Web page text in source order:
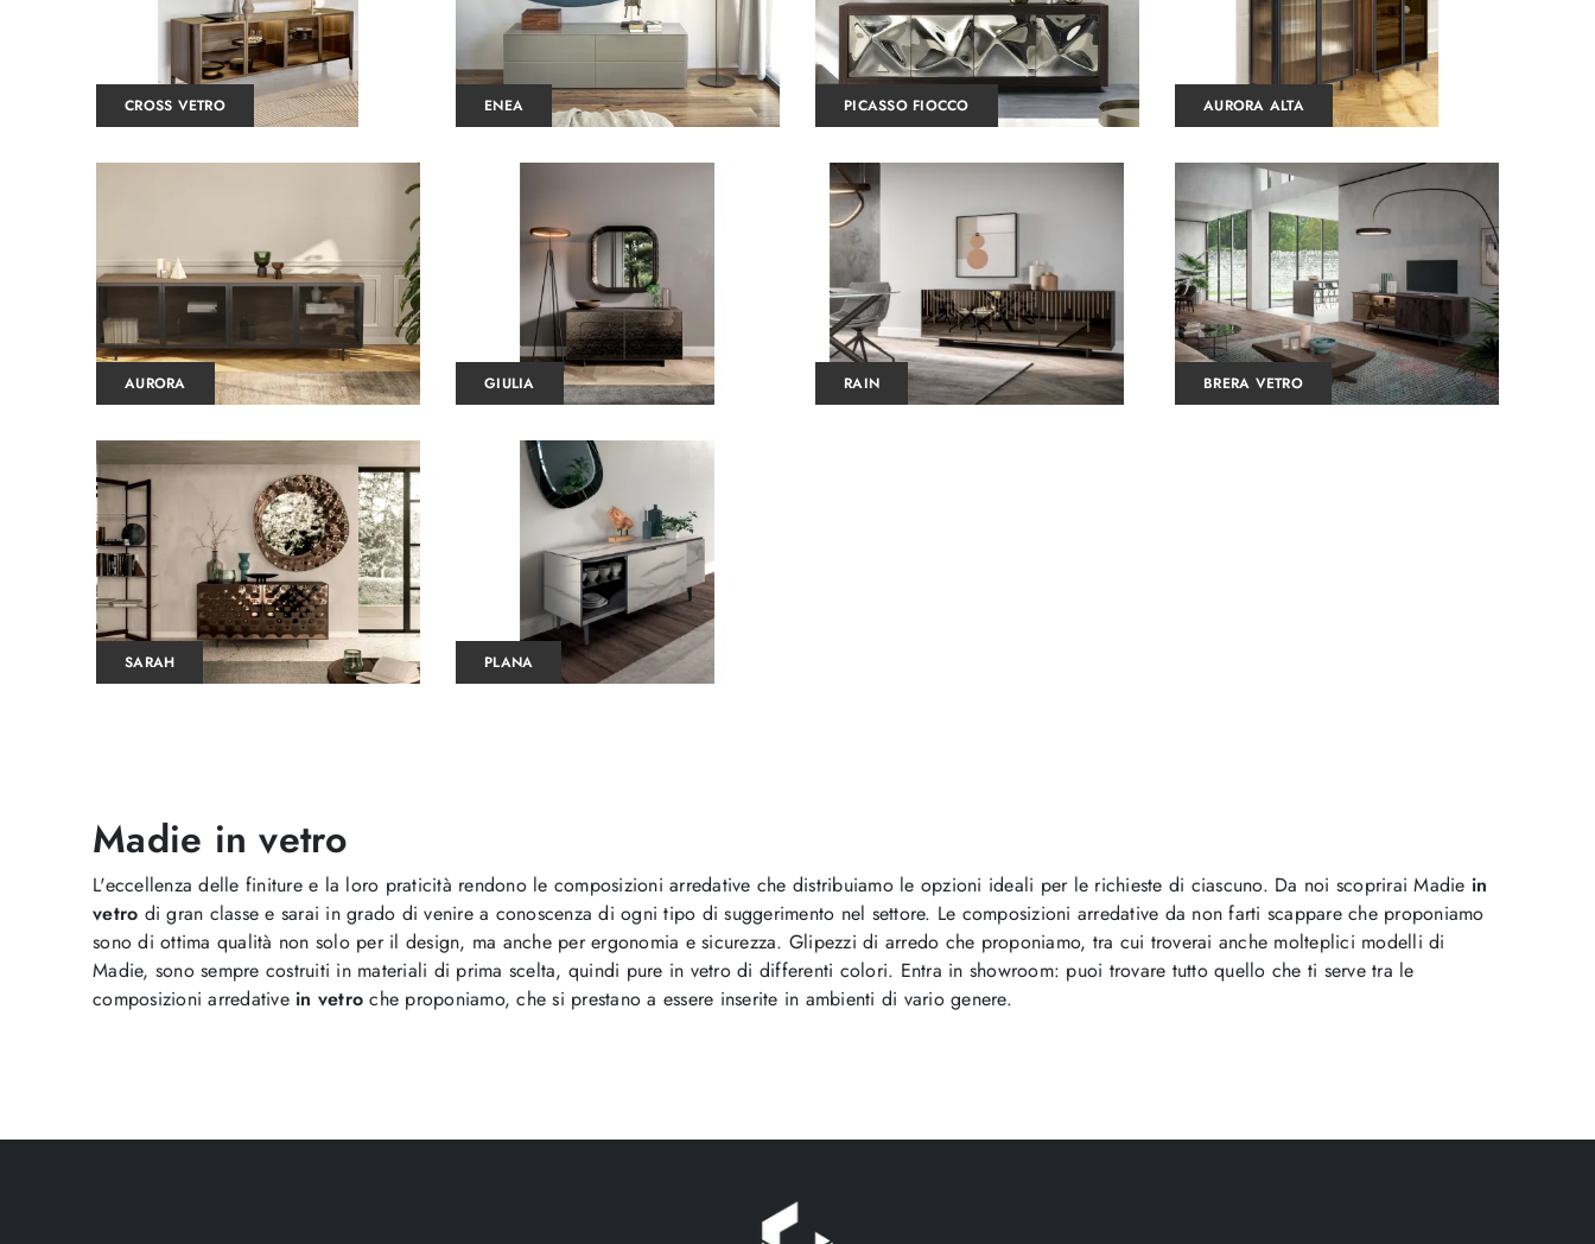
CROSS VETRO ENEA PICASSO FIOCCO AURORA ALTA
AURORA GIULIA RAIN BRERA VETRO
SARAH PLANA
Madie in vetro
L'eccellenza delle finiture e la loro praticità rendono le composizioni arredative che distribuiamo le opzioni ideali per le richieste di ciascuno. Da noi scoprirai Madie in
vetro di gran classe e sarai in grado di venire a conoscenza di ogni tipo di suggerimento nel settore. Le composizioni arredative da non farti scappare che proponiamo
sono di ottima qualità non solo per il design, ma anche per ergonomia e sicurezza. Glipezzi di arredo che proponiamo, tra cui troverai anche molteplici modelli di
Madie, sono sempre costruiti in materiali di prima scelta, quindi pure in vetro di differenti colori. Entra in showroom: puoi trovare tutto quello che ti serve tra le
composizioni arredative in vetro che proponiamo, che si prestano a essere inserite in ambienti di vario genere.